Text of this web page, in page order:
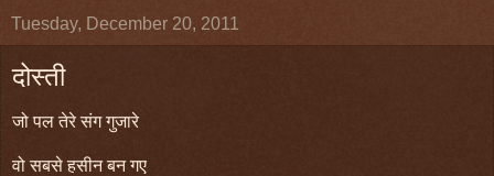
Tuesday, December 20, 2011
दोस्ती
जो पल तेरे संग गुजारे
वोसबसे हसीन बन गए